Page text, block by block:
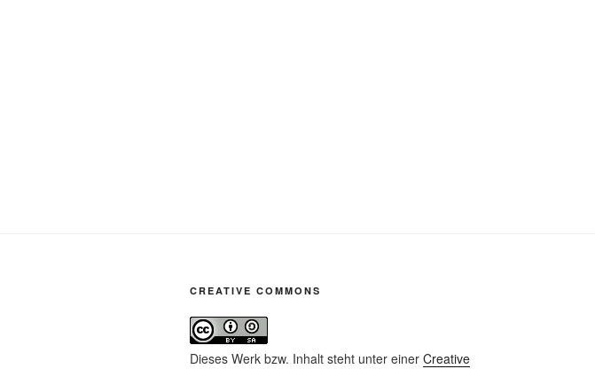
CREATIVE COMMONS
Dieses Werk bzw. Inhalt steht unter einer Creative